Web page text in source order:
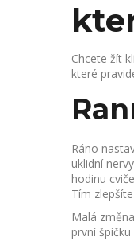
Chcete žít
které
Ráno
uklidní
hodinu
Tím
Malá
první